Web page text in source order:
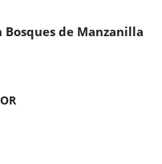
de Manzanilla